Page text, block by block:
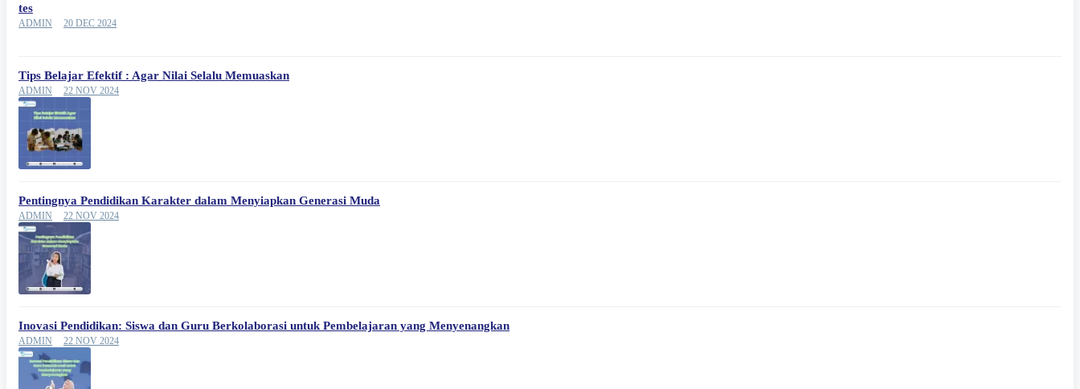
tes
ADMIN 20 DEC 2024
Tips Belajar Efektif : Agar Nilai Selalu Memuaskan
ADMIN 22 NOV 2024
Pentingnya Pendidikan Karakter dalam Menyiapkan Generasi Muda
ADMIN 22 NOV 2024
Inovasi Pendidikan: Siswa dan Guru Berkolaborasi untuk Pembelajaran yang Menyenangkan
ADMIN 22 NOV 2024